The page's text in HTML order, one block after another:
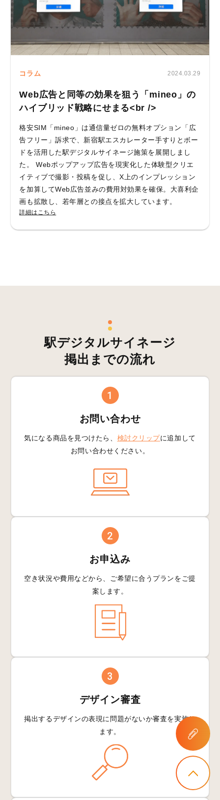
コラム 2024.03.29
Web広告と同等の効果を狙う「mineo」の
ハイブリッド戦略にせまる<br />
格安SIM「mineo」は通信量ゼロの無料オプション「広
告フリー」訴求で、新宿駅エスカレーター手すりとボー
ドを活用した駅デジタルサイネージ施策を展開しまし
た。 Webポップアップ広告を現実化した体験型クリエ
イティブで撮影・投稿を促し、X上のインプレッション
を加算してWeb広告並みの費用対効果を確保。大喜利企
画も拡散し、若年層との接点を拡大しています。
詳細はこちら
駅デジタルサイネージ
掲出までの流れ
1
お問い合わせ
気になる商品を見つけたら、 検討クリップに追加して
お問い合わせください。
2
お申込み
空き状況や費用などから、 ご希望に合うプランを ご提
案します。
3
デザイン審査
掲出するデザインの表現に問題がないか審査を実施し
ます。